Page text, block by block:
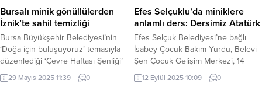
yönden gelişimlerine katkı
sağlamaya devam ediyor....
Anadolu...
Bursalı minik gönüllülerden
İznik’te sahil temizliği
Bursa Büyükşehir Belediyesi’nin
‘Doğa için buluşuyoruz’ temasıyla
düzenlediği ‘Çevre Haftası Şenliği’
kapsamında ilkokul öğrencileri
tarafından İznik İnciraltı Halk
29 Mayıs 2025 11:39 0
Efes Selçuklu’da miniklere
anlamlı ders: Dersimiz Atatürk
Efes Selçuk Belediyesi’ne bağlı
İsabey Çocuk Bakım Yurdu, Belevi
Şen Çocuk Gelişim Merkezi, 14
Mayıs Şen Çocuk Gelişim Merkezi
ve Deppo Efes Masal Evi’nde okul
12 Eylül 2025 10:09 0